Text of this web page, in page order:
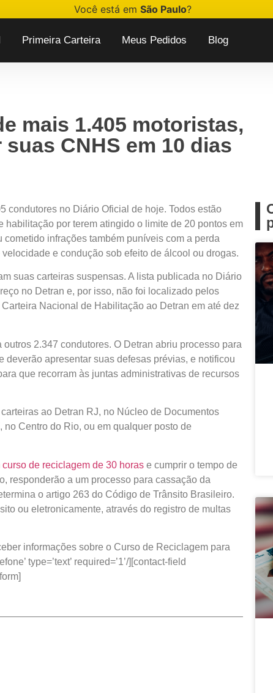
Você está em São Paulo?
Primeira Carteira Meus Pedidos Blog
mais 1.405 motoristas,
CNHS em 10 dias
condutores no Diário Oficial de hoje. Todos estão
por terem atingido o limite de 20 pontos em
infrações também puníveis com a perda
e condução sob efeito de álcool ou drogas.
suas carteiras suspensas. A lista publicada no Diário
no Detran e, por isso, não foi localizado pelos
Nacional de Habilitação ao Detran em até dez
outros 2.347 condutores. O Detran abriu processo para
deverão apresentar suas defesas prévias, e notificou
que recorram às juntas administrativas de recursos
ao Detran RJ, no Núcleo de Documentos
Centro do Rio, ou em qualquer posto de
curso de reciclagem de 30 horas e cumprir o tempo de
responderão a um processo para cassação da
o artigo 263 do Código de Trânsito Brasileiro.
ou eletronicamente, através do registro de multas
informações sobre o Curso de Reciclagem para
type=’text’ required=’1’/][contact-field